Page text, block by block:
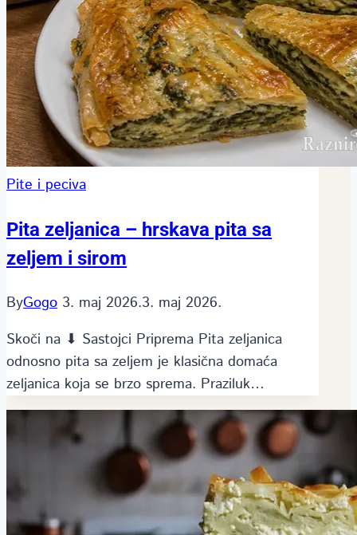
Pite i peciva
Pita zeljanica – hrskava pita sa
zeljem i sirom
ByGogo 3. maj 2026.3. maj 2026.
Skoči na ⬇ Sastojci Priprema Pita zeljanica
odnosno pita sa zeljem je klasična domaća
zeljanica koja se brzo sprema. Praziluk…